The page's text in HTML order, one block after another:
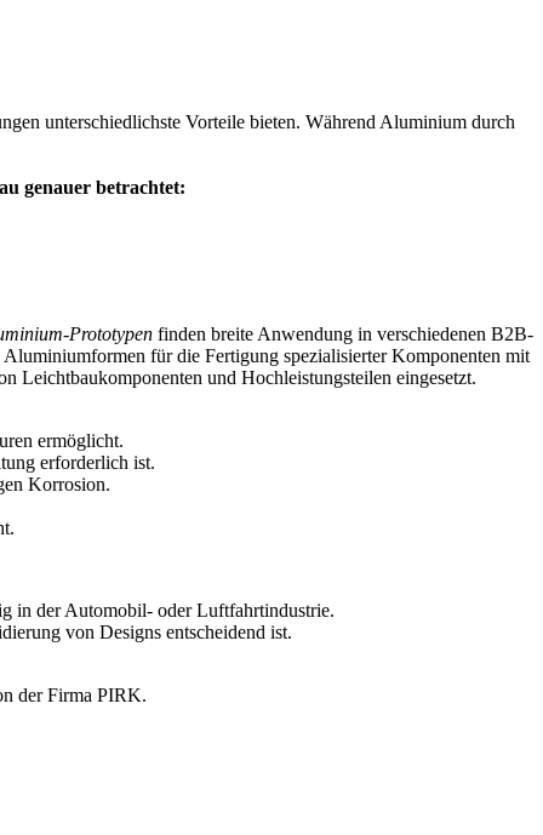
unterschiedlichste Vorteile bieten. Während Aluminium durch
genauer betrachtet:
Prototypen finden breite Anwendung in verschiedenen B2B-
für die Fertigung spezialisierter Komponenten mit
Leichtbaukomponenten und Hochleistungsteilen eingesetzt.
ermöglicht.
erforderlich ist.
Korrosion.
in der Automobil- oder Luftfahrtindustrie.
von Designs entscheidend ist.